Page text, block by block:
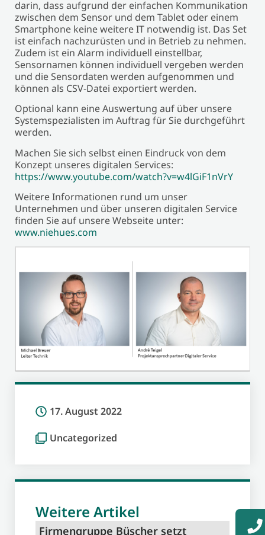
darin, dass aufgrund der einfachen Kommunikation
zwischen dem Sensor und dem Tablet oder einem
Smartphone keine weitere IT notwendig ist. Das Set
ist einfach nachzurüsten und in Betrieb zu nehmen.
Zudem ist ein Alarm individuell einstellbar,
Sensornamen können individuell vergeben werden
und die Sensordaten werden aufgenommen und
können als CSV-Datei exportiert werden.
Optional kann eine Auswertung auf über unsere
Systemspezialisten im Auftrag für Sie durchgeführt
werden.
Machen Sie sich selbst einen Eindruck von dem
Konzept unseres digitalen Services:
https://www.youtube.com/watch?v=w4lGiF1nVrY
Weitere Informationen rund um unser
Unternehmen und über unseren digitalen Service
finden Sie auf unsere Webseite unter:
www.niehues.com
17. August 2022
Uncategorized
Weitere Artikel
Firmengruppe Büscher setzt